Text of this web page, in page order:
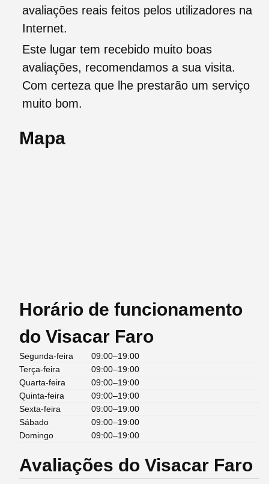
avaliações reais feitos pelos utilizadores na
Internet.
Este lugar tem recebido muito boas
avaliações, recomendamos a sua visita.
Com certeza que lhe prestarão um serviço
muito bom.
Mapa
Horário de funcionamento
do Visacar Faro
Segunda-feira
09:00–19:00
Terça-feira
09:00–19:00
Quarta-feira
09:00–19:00
Quinta-feira
09:00–19:00
Sexta-feira
09:00–19:00
Sábado
09:00–19:00
Domingo
09:00–19:00
Avaliações do Visacar Faro